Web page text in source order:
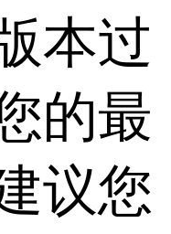
本过
的最
议您